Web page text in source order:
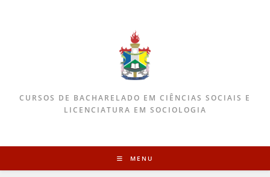
CURSOS DE BACHARELADO EM CIÊNCIAS SOCIAIS E
LICENCIATURA EM SOCIOLOGIA
MENU